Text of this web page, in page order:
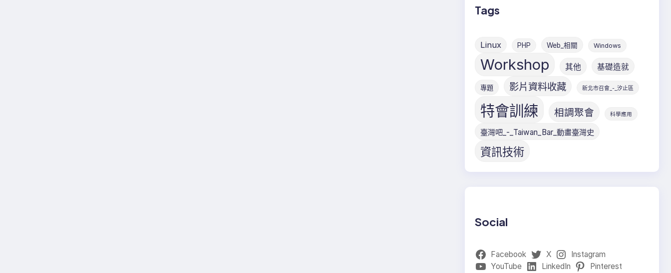
Tags
Linux PHP Web_相關 Windows
Workshop 其他 基礎造就
專題 影片資料收藏 新北市召會_-_汐止區
特會訓練 相調聚會 科學應用
臺灣吧_-_Taiwan_Bar_動畫臺灣史
資訊技術
Social
Facebook X
Instagram
YouTube
LinkedIn Pinterest